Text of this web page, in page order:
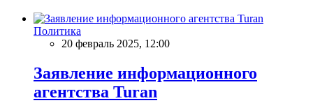
Политика
20 февраль 2025, 12:00
Заявление информационного
агентства Turan